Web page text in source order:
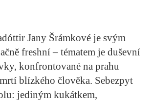
KRITIKA PŘEKLADU
UKÁZKA
SLOUPEK
Jany Šrámkové je svým
freshní – tématem je duševní
konfrontované na prahu
blízkého člověka. Sebezpyt
jediným kukátkem,